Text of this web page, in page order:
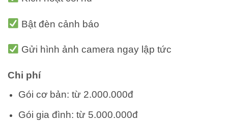
Bật đèn cảnh báo
Gửi hình ảnh camera ngay lập tức
Chi phí
Gói cơ bản: từ 2.000.000đ
Gói gia đình: từ 5.000.000đ